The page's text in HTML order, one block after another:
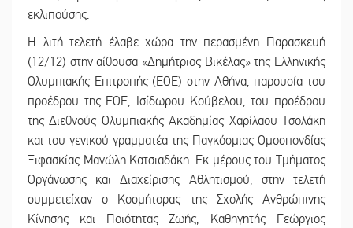
εκλιπούσης.
Η λιτή τελετή έλαβε χώρα την περασμένη Παρασκευή
(12/12) στην αίθουσα «Δημήτριος Βικέλας» της Ελληνικής
Ολυμπιακής Επιτροπής (ΕΟΕ) στην Αθήνα, παρουσία του
προέδρου της ΕΟΕ, Ισίδωρου Κούβελου, του προέδρου
της Διεθνούς Ολυμπιακής Ακαδημίας Χαρίλαου Τσολάκη
και του γενικού γραμματέα της Παγκόσμιας Ομοσπονδίας
Ξιφασκίας Μανώλη Κατσιαδάκη. Εκ μέρους του Τμήματος
Οργάνωσης και Διαχείρισης Αθλητισμού, στην τελετή
συμμετείχαν ο Κοσμήτορας της Σχολής Ανθρώπινης
Κίνησης και Ποιότητας Ζωής, Καθηγητής Γεώργιος